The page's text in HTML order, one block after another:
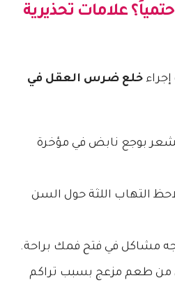
علامات تحذيرية
خلع ضرس العقل في
بوجع نابض في مؤخرة
التهاب اللثة حول السن
مشاكل في فتح فمك براحة.
من طعم مزعج بسبب تراكم